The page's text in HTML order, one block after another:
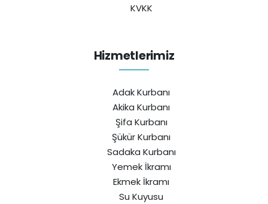
KVKK
Hizmetlerimiz
Adak Kurbanı
Akika Kurbanı
Şifa Kurbanı
Şükür Kurbanı
Sadaka Kurbanı
Yemek İkramı
Ekmek İkramı
Su Kuyusu